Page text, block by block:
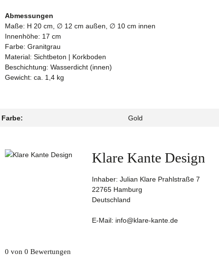
Abmessungen
Maße: H 20 cm, ∅ 12 cm außen, ∅ 10 cm innen
Innenhöhe: 17 cm
Farbe: Granitgrau
Material: Sichtbeton | Korkboden
Beschichtung: Wasserdicht (innen)
Gewicht: ca. 1,4 kg
Farbe: Gold
Klare Kante Design
Inhaber: Julian Klare Prahlstraße 7
22765 Hamburg
Deutschland
E-Mail: info@klare-kante.de
0 von 0 Bewertungen